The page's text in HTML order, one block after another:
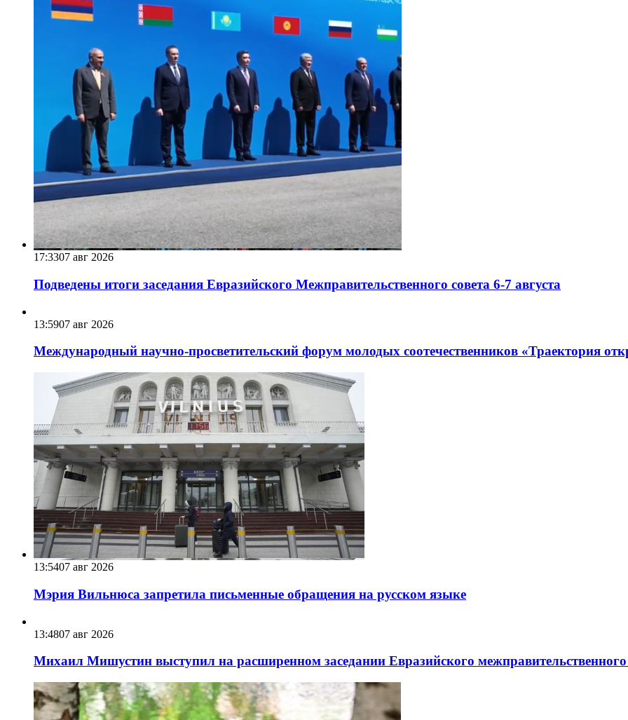
17:3307 авг 2026
Подведены итоги заседания Евразийского Межправительственного совета 6-7 августа
13:5907 авг 2026
Международный научно-просветительский форум молодых соотечественников «Траектория
13:5407 авг 2026
Мэрия Вильнюса запретила письменные обращения на русском языке
13:4807 авг 2026
Михаил Мишустин выступил на расширенном заседании Евразийского